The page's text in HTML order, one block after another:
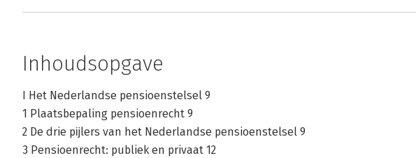
Inhoudsopgave
I Het Nederlandse pensioenstelsel 9
1 Plaatsbepaling pensioenrecht 9
2 De drie pĳlers van het Nederlandse pensioenstelsel 9
3 Pensioenrecht: publiek en privaat 12